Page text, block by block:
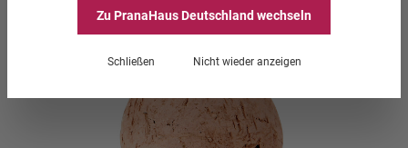
Zu PranaHausDeutschland wechseln
Schließen Nicht wieder anzeigen